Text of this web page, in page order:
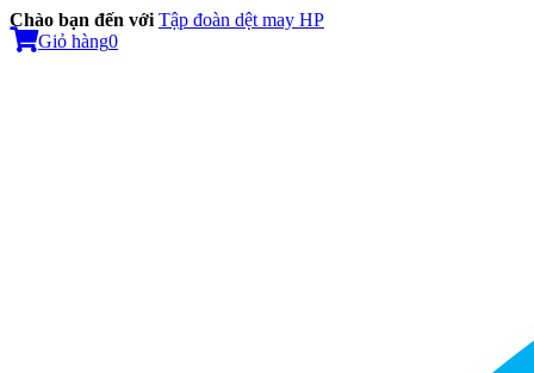
Chào bạn đến với Tập đoàn dệt may HP
Giỏ hàng0